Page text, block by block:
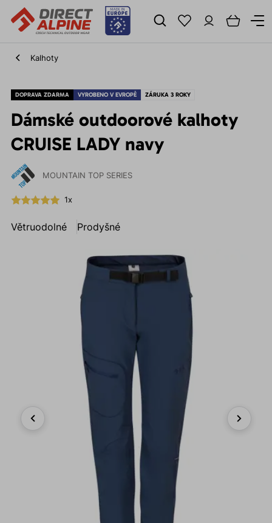
Kalhoty
DOPRAVA ZDARMA VYROBENO V EVROPĚ ZÁRUKA 3 ROKY
Dámské outdoorové kalhoty
CRUISE LADY navy
MOUNTAIN TOP SERIES
1x
Větruodolné Prodyšné